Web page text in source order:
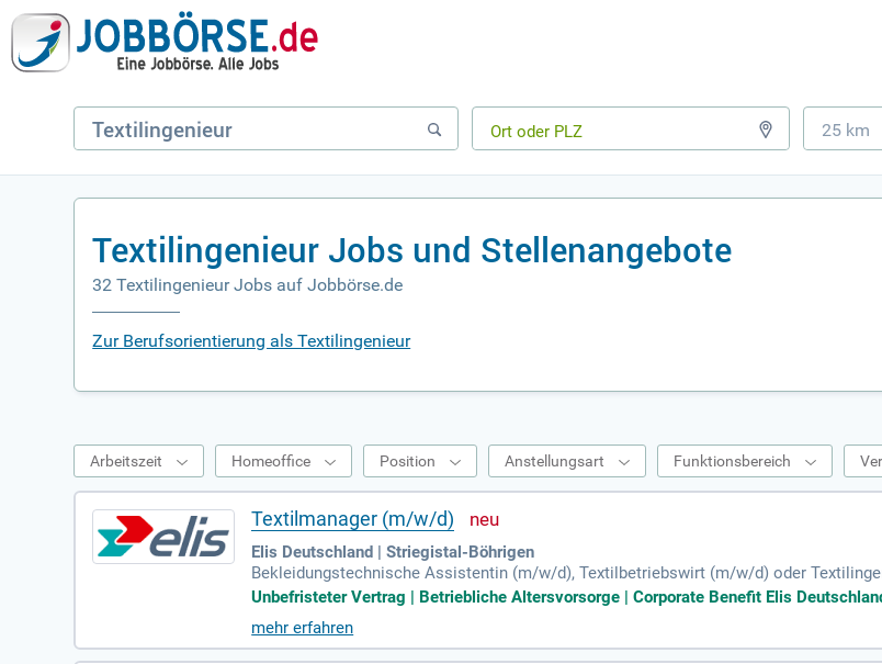
25 km
Textilingenieur Jobs und Stellenangebote
32 Textilingenieur Jobs auf Jobbörse.de
Zur Berufsorientierung als Textilingenieur
Arbeitszeit Homeoffice Position Anstellungsart Funktionsbereich
Textilmanager (m/w/d)
Elis Deutschland | Striegistal-Böhrigen
Bekleidungstechnische Assistentin (m/w/d), Textilbetriebswirt (m/w/d) oder
Unbefristeter Vertrag | Betriebliche Altersvorsorge | Corporate Benefit Elis
mehr erfahren